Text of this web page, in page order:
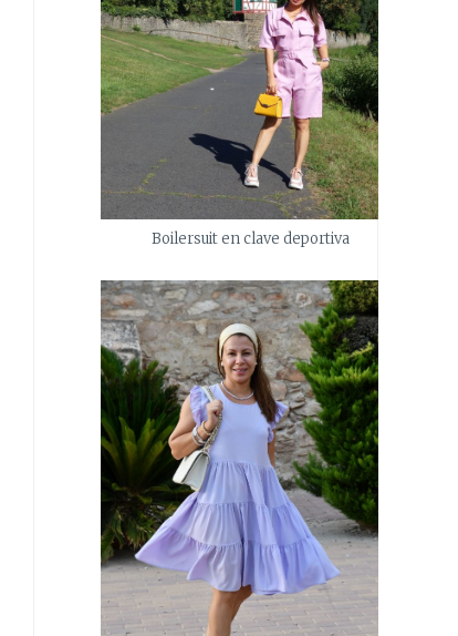
Boilersuit en clave deportiva